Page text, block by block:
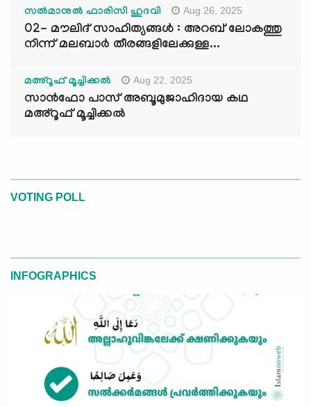
സൽമാനുൽ ഫാരിസി ഹുദവി Aug 26, 2025
02- മൗലിദ് സാഹിത്യങ്ങൾ : അറബ് ലോകത്തു
നിന്ന് മലബാർ തീരങ്ങളിലേക്കുള്ള...
മഅ്റൂഫ് മൂച്ചിക്കല്‍ Aug 22, 2025
സാൻഫോ പാസ് അബൂമുജാഹിദായ കഥ
മഅ്റൂഫ് മൂച്ചിക്കല്‍
VOTING POLL
INFOGRAPHICS